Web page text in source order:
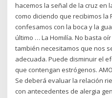
hacemos la señal de la cruz en
como diciendo que recibimos la
confesamos con la boca y la
último … La Homilía. No basta
también necesitamos que nos
adecuada. Puede disminuir el
que contengan estrógenos.
Se deberá evaluar la relación
con antecedentes de alergia